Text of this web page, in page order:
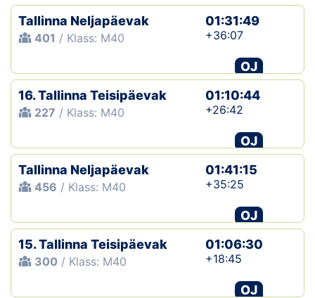
Tallinna Neljapäevak
401 / Klass: M40
01:31:49
+36:07
OJ
16. Tallinna Teisipäevak
227 / Klass: M40
01:10:44
+26:42
OJ
Tallinna Neljapäevak
456 / Klass: M40
01:41:15
+35:25
OJ
15. Tallinna Teisipäevak
300 / Klass: M40
01:06:30
+18:45
OJ